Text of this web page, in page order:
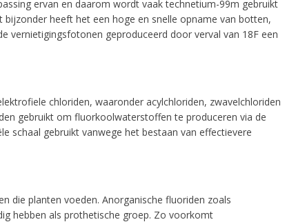
ervan en daarom wordt vaak technetium-99m gebruikt
heeft het een hoge en snelle opname van botten,
vernietigingsfotonen geproduceerd door verval van 18F een
chloriden, waaronder acylchloriden, zwavelchloriden
gebruikt om fluorkoolwaterstoffen te produceren via de
schaal gebruikt vanwege het bestaan ​​van effectievere
die planten voeden. Anorganische fluoriden zoals
hebben als prothetische groep. Zo voorkomt